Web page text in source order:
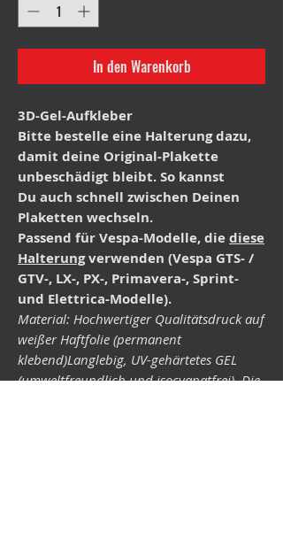
In den Warenkorb
3D-Gel-Aufkleber
Bitte bestelle eine Halterung dazu,
damit deine Original-Plakette
unbeschädigt bleibt. So kannst
Du auch schnell zwischen Deinen
Plaketten wechseln.
Passend für Vespa-Modelle, diediese
Halterungverwenden (Vespa GTS- /
GTV-, LX-, PX-, Primavera-, Sprint-
und Elettrica-Modelle).
Material: Hochwertiger Qualitätsdruck auf
weißer Haftfolie (permanent
klebend)Langlebig, UV-gehärtetes GEL
(umweltfreundlich und isocyanatfrei). Die